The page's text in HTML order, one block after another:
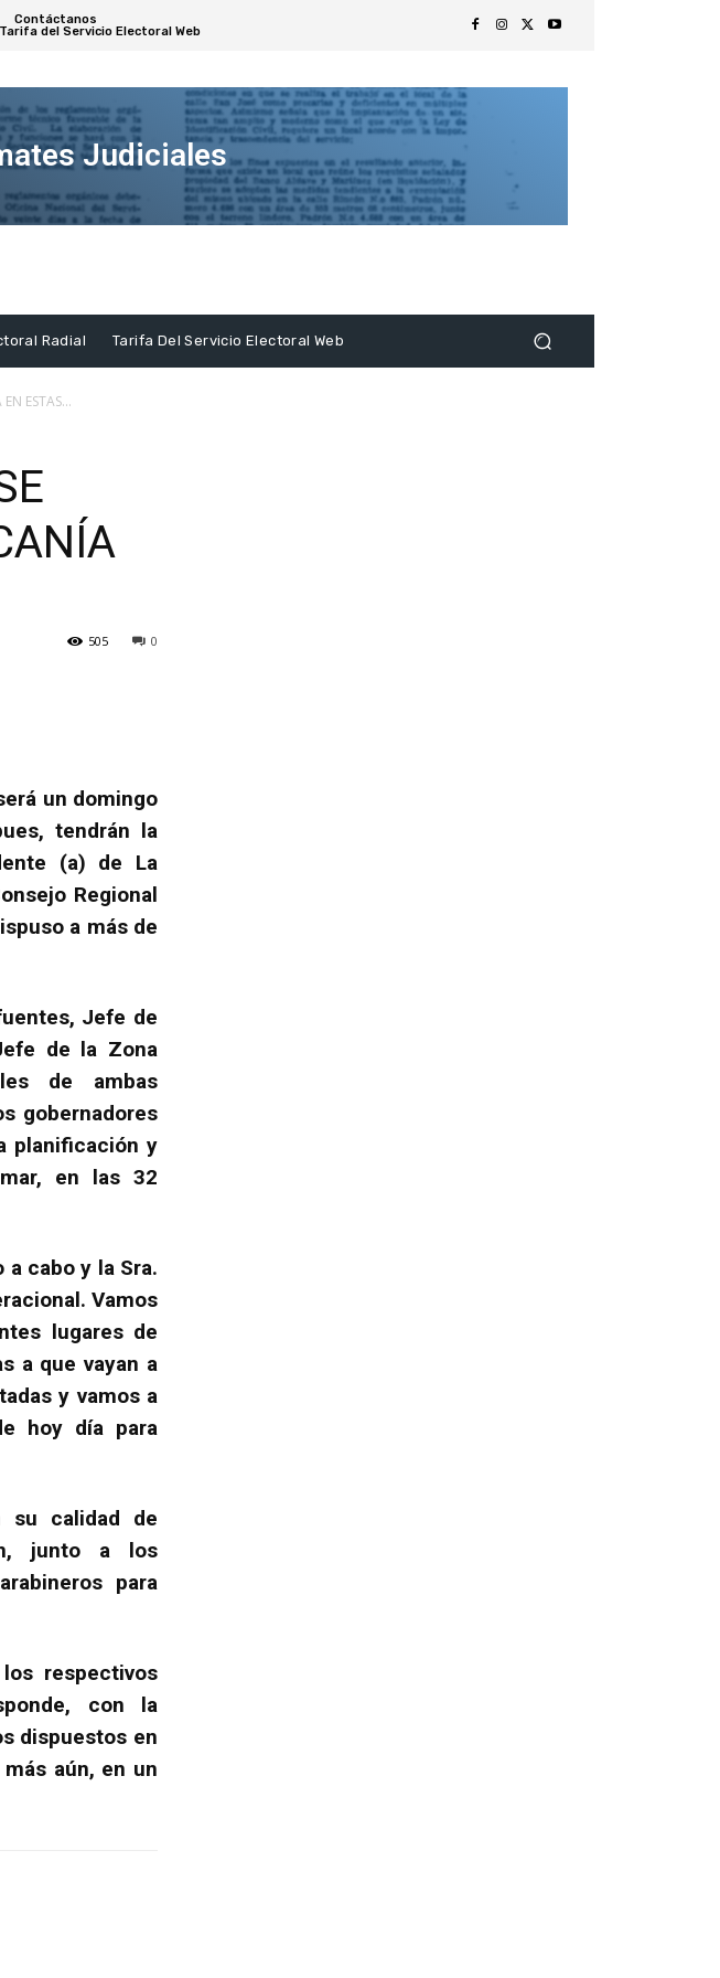
Contáctanos
Tarifa del Servicio Electoral Web
Judiciales
Radial Tarifa Del Servicio Electoral Web
ESTAS...
0
505
un domingo
tendrán la
(a) de La
Regional
a más de
Jefe de
de la Zona
de ambas
gobernadores
planificación y
en las 32
cabo y la Sra.
Vamos
lugares de
a que vayan a
y vamos a
hoy día para
su calidad de
junto a los
para
respectivos
con la
dispuestos en
aún, en un